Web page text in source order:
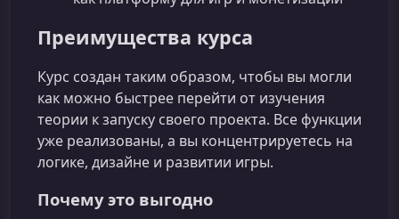
Преимущества курса
Курс создан таким образом, чтобы вы могли
как можно быстрее перейти от изучения
теории к запуску своего проекта. Все функции
уже реализованы, а вы концентрируетесь на
логике, дизайне и развитии игры.
Почему это выгодно